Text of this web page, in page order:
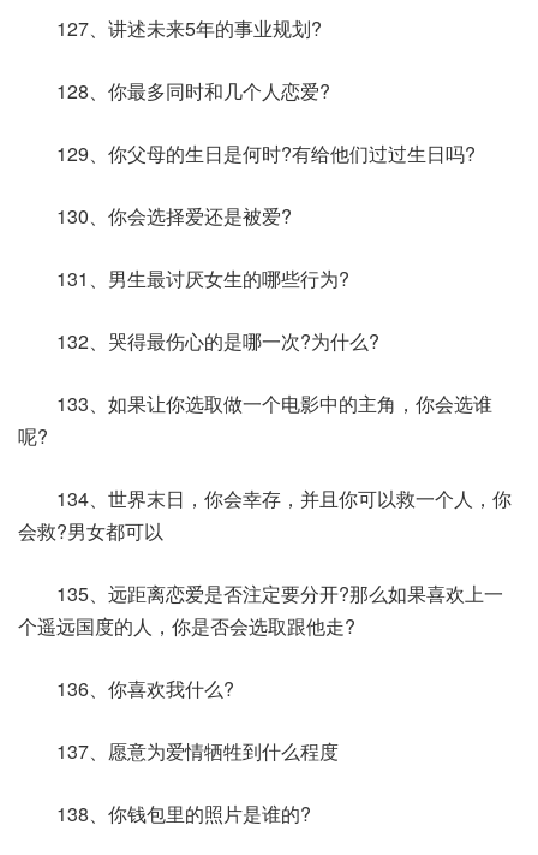
127、讲述未来5年的事业规划?
128、你最多同时和几个人恋爱?
129、你父母的生日是何时?有给他们过过生日吗?
130、你会选择爱还是被爱?
131、男生最讨厌女生的哪些行为?
132、哭得最伤心的是哪一次?为什么?
133、如果让你选取做一个电影中的主角，你会选谁
呢?
134、世界末日，你会幸存，并且你可以救一个人，你
会救?男女都可以
135、远距离恋爱是否注定要分开?那么如果喜欢上一
个遥远国度的人，你是否会选取跟他走?
136、你喜欢我什么?
137、愿意为爱情牺牲到什么程度
138、你钱包里的照片是谁的?